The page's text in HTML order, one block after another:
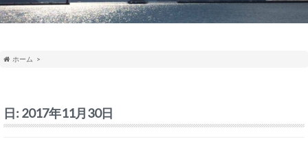
ホーム
日: 2017年11月30日